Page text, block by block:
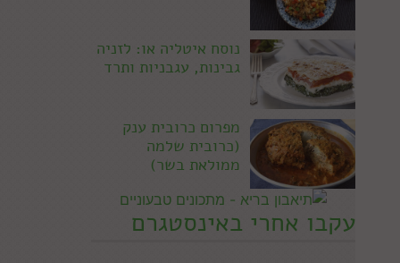
נוסח איטליה או: לזניה
גבינות, עגבניות ותרד
מפרום כרובית ענק
(כרובית שלמה
ממולאת בשר)
עקבו אחרי באינסטגרם